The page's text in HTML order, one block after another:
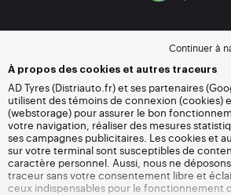
Continuer à
À propos des cookies et autres traceurs
AD Tyres (Distriauto.fr) et ses partenaires
utilisent des témoins de connexion (cookies)
(webstorage) pour assurer le bon
votre navigation, réaliser des mesures
ses campagnes publicitaires. Les cookies et
sur votre terminal sont susceptibles de
caractère personnel. Aussi, nous ne
traceur sans votre consentement libre et
ceux indispensables pour le fonctionnement